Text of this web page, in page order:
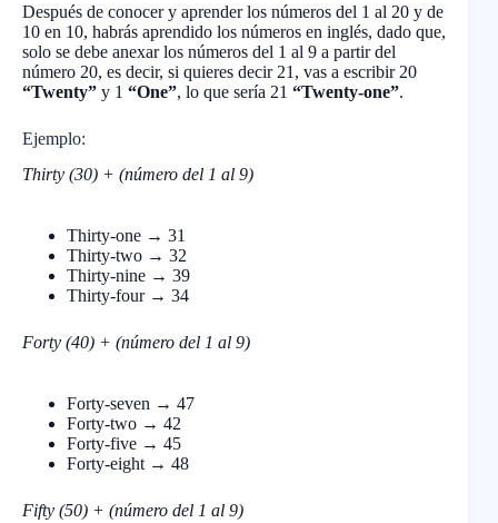
Después de conocer y aprender los números del 1 al 20 y de
10 en 10, habrás aprendido los números en inglés, dado que,
solo se debe anexar los números del 1 al 9 a partir del
número 20, es decir, si quieres decir 21, vas a escribir 20
“Twenty” y 1 “One”, lo que sería 21 “Twenty-one”.
Ejemplo:
Thirty (30) + (número del 1 al 9)
Thirty-one → 31
Thirty-two → 32
Thirty-nine → 39
Thirty-four → 34
Forty (40) + (número del 1 al 9)
Forty-seven → 47
Forty-two → 42
Forty-five → 45
Forty-eight → 48
Fifty (50) + (número del 1 al 9)